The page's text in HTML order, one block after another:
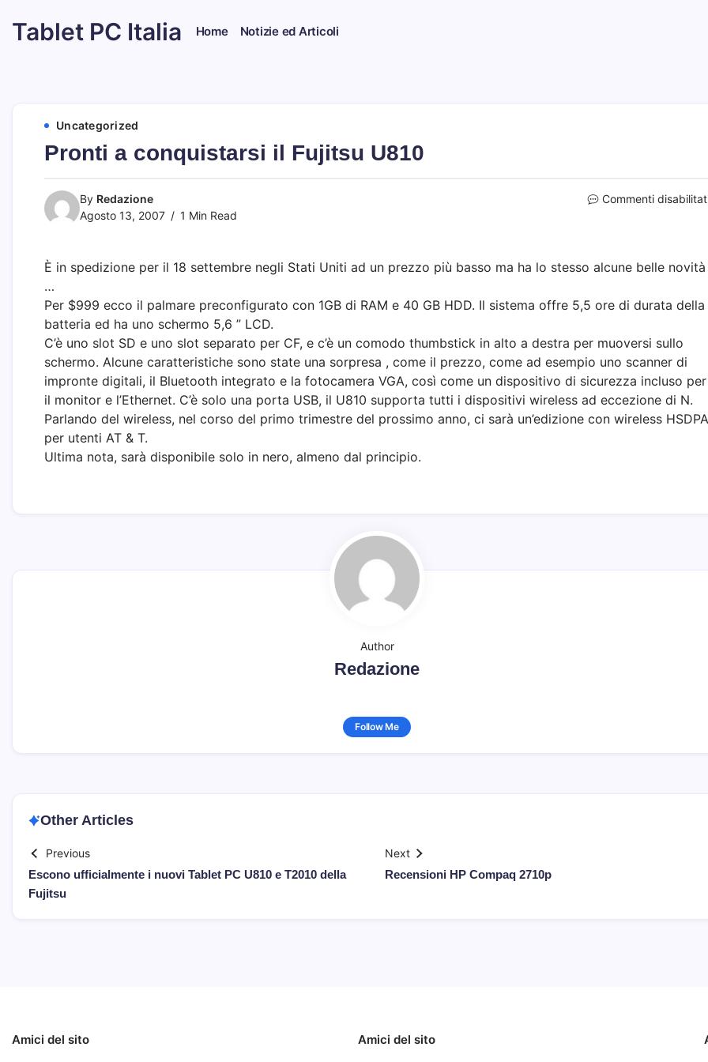
content
Tablet PC Italia
Tablet
Home Notizie ed Articoli
Uncategorized
Pronti a conquistarsi il Fujitsu U810
By Redazione
Agosto 13, 2007
1 Min Read
Commenti
È in spedizione per il 18 settembre negli Stati Uniti ad un prezzo più basso ma ha lo stesso alcune belle novità
…
Per $999 ecco il palmare preconfigurato con 1GB di RAM e 40 GB HDD. Il sistema offre 5,5 ore di durata della
batteria ed ha uno schermo 5,6 ” LCD.
C’è uno slot SD e uno slot separato per CF, e c’è un comodo thumbstick in alto a destra per muoversi sullo
schermo. Alcune caratteristiche sono state una sorpresa , come il prezzo, come ad esempio uno scanner di
impronte digitali, il Bluetooth integrato e la fotocamera VGA, così come un dispositivo di sicurezza incluso per
il monitor e l’Ethernet. C’è solo una porta USB, il U810 supporta tutti i dispositivi wireless ad eccezione di N.
Parlando del wireless, nel corso del primo trimestre del prossimo anno, ci sarà un’edizione con wireless HSDPA
per utenti AT & T.
Ultima nota, sarà disponibile solo in nero, almeno dal principio.
Author
Redazione
Follow Me
Other Articles
Previous
Escono ufficialmente i nuovi Tablet PC U810 e T2010 della
Fujitsu
Next
Recensioni HP Compaq 2710p
Amici del sito Amici del sito